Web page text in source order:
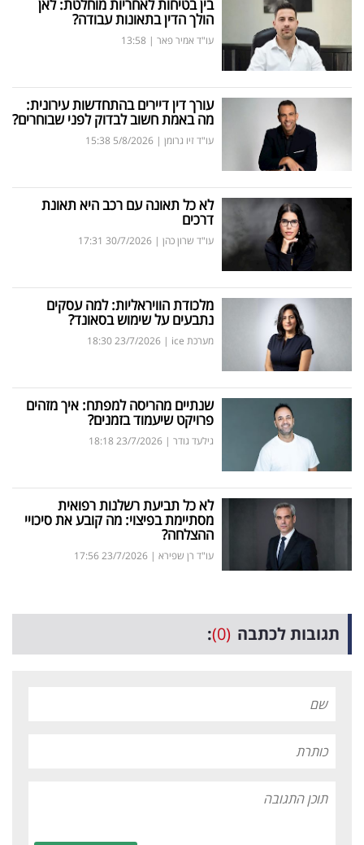
בין בטיחות לאחריות מוחלטת: לאן
הולך הדין בתאונות עבודה?
עו"ד אמיר פאר |
13:58
עורך דין דיירים בהתחדשות עירונית:
מה באמת חשוב לבדוק לפני שבוחרים?
עו"ד זיו גרומן |
5/8/2026
15:38
לא כל תאונה עם רכב היא תאונת
דרכים
עו"ד שרון כהן |
30/7/2026
17:31
מלכודת הוויראליות: למה עסקים
נתבעים על שימוש בסאונד?
מערכת ice |
23/7/2026
18:30
שנתיים מהריסה למפתח: איך מזהים
פרויקט שיעמוד בזמנים?
גילעד גודר |
23/7/2026
18:18
לא כל תביעת רשלנות רפואית
מסתיימת בפיצוי: מה קובע את סיכויי
ההצלחה?
עו"ד רן שפירא |
23/7/2026
17:56
תגובות לכתבה (0)
: